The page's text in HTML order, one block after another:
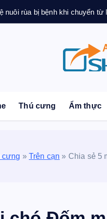
nuôi rùa bị bệnh khi chuyển từ
Blog | Knowledge
Thú cưng Ẩm thực
cưng » Trên cạn » Chia sẻ 5